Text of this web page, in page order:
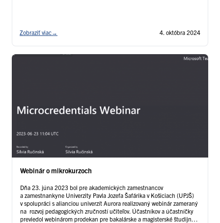
Zobraziť viac→ 4. októbra 2024
Webinár o mikrokurzoch
Dňa 23. júna 2023 bol pre akademických zamestnancov
a zamestnankyne Univerzity Pavla Jozefa Šafárika v Košiciach (UPJŠ)
v spolupráci s alianciou univerzít Aurora realizovaný webinár zameraný
na rozvoj pedagogických zručností učiteľov. Účastníkov a účastníčky
previedol webinárom prodekan pre bakalárske a magisterské študijné